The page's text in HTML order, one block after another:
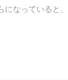
になっていると